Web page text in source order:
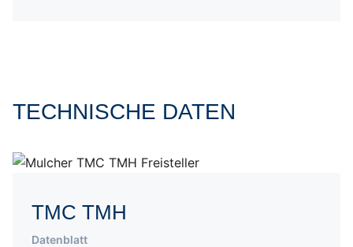
TECHNISCHE DATEN
TMC TMH
Datenblatt